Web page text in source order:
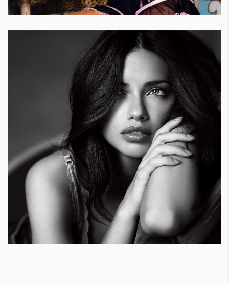
Подкасти
Dialogue
ползване
Реклама
Политика за
поверителност
ModerenDom
СЛЕДВАЙТЕ НИ
Facebook Instagram Twitter
Pinterest
YouTube
Spotify Soundcloud
Ако нашият сайт ви харесва, можете да се абонирате за
седмичния ни нюзлетър тук:
© 2026, HighViewArt | Всички права запазени